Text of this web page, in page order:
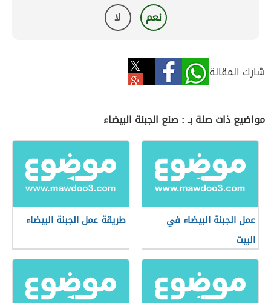
نعم لا
شارك المقالة
مواضيع ذات صلة بـ : صنع الجبنة البيضاء
عمل الجبنة البيضاء في
البيت
طريقة عمل الجبنة البيضاء